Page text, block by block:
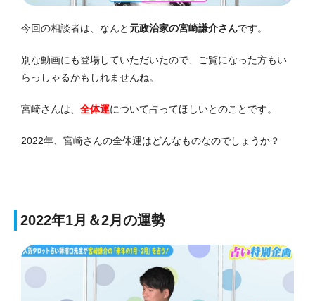
今回の相談者は、なんと 元政治家の宮崎謙介さんです。
別な動画にも登場していただいたので、ご覧になった方もい
らっしゃるかもしれませんね。
宮崎さんは、 全体運について占ってほしいとのことです。
2022年、宮崎さんの全体運はどんなものなのでしょうか？
2022年1月＆2月の運勢